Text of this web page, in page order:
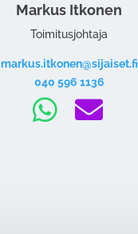
Markus Itkonen
Toimitusjohtaja
markus.itkonen@sijaiset.fi
040 596 1136
 